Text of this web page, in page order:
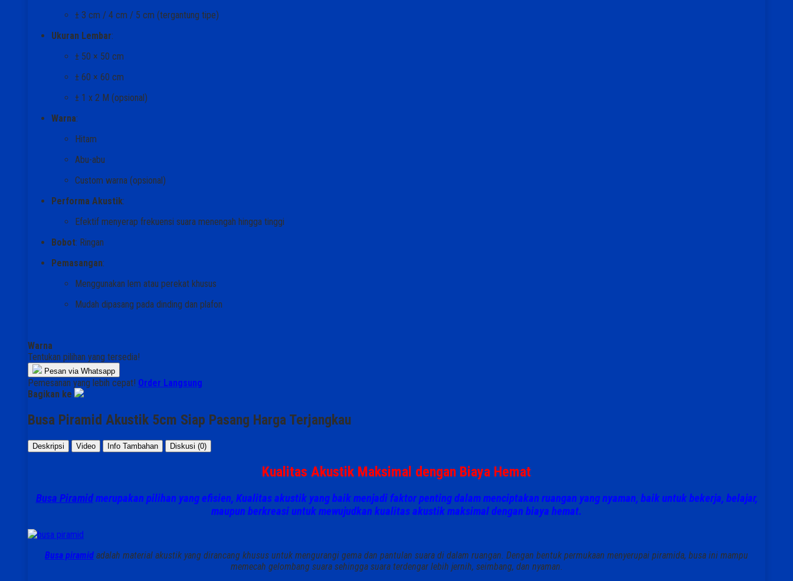
± 3 cm / 4 cm / 5 cm (tergantung tipe)
Ukuran Lembar:
± 50 × 50 cm
± 60 × 60 cm
± 1 x 2 M (opsional)
Warna:
Hitam
Abu-abu
Custom warna (opsional)
Performa Akustik:
Efektif menyerap frekuensi suara menengah hingga tinggi
Bobot: Ringan
Pemasangan:
Menggunakan lem atau perekat khusus
Mudah dipasang pada dinding dan plafon
Warna
Tentukan pilihan yang tersedia!
Pesan via Whatsapp
Pemesanan yang lebih cepat! Order Langsung
Bagikan ke
Busa Piramid Akustik 5cm Siap Pasang Harga Terjangkau
Deskripsi Video Info Tambahan Diskusi (0)
Kualitas Akustik Maksimal dengan Biaya Hemat
Busa Piramidmerupakan pilihan yang efisien, Kualitas akustik yang baik menjadi faktor penting dalam menciptakan ruangan yang nyaman, baik untuk bekerja, belajar,
maupun berkreasi untuk mewujudkan kualitas akustik maksimal dengan biaya hemat.
Busa piramid adalah material akustik yang dirancang khusus untuk mengurangi gema dan pantulan suara di dalam ruangan. Dengan bentuk permukaan menyerupai piramida, busa ini mampu
memecah gelombang suara sehingga suara terdengar lebih jernih, seimbang, dan nyaman.